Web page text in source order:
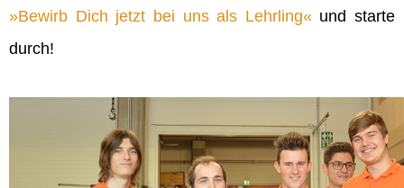
Bewirb Dich jetzt bei uns als Lehrling und starte
durch!